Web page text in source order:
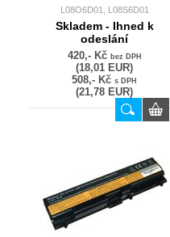
Y430/Y450/L08O6D01/
10,8V 4400mAh Li-Ion –
neoriginální
L08O6D01, L08S6D01
Skladem - Ihned k
odeslání
420,- Kč bez DPH
(18,01 EUR)
508,- Kč s DPH
(21,78 EUR)